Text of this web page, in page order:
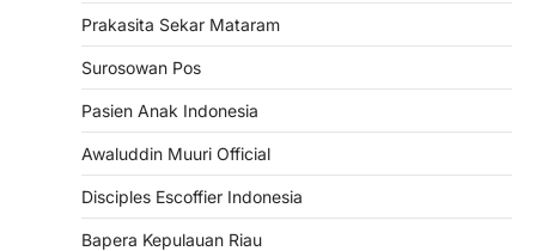
Prakasita Sekar Mataram
Surosowan Pos
Pasien Anak Indonesia
Awaluddin Muuri Official
Disciples Escoffier Indonesia
Bapera Kepulauan Riau